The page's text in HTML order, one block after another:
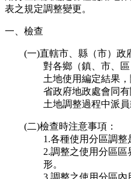
表之規定調整變更。
一、檢查
(一)直轄市、縣（市）政
對各鄉（鎮、市、
土地使用編定結果
省政府地政處會同
土地調整過程中派
(二)檢查時注意事項：
1.各種使用分區調整
2.調整之使用分區
形。